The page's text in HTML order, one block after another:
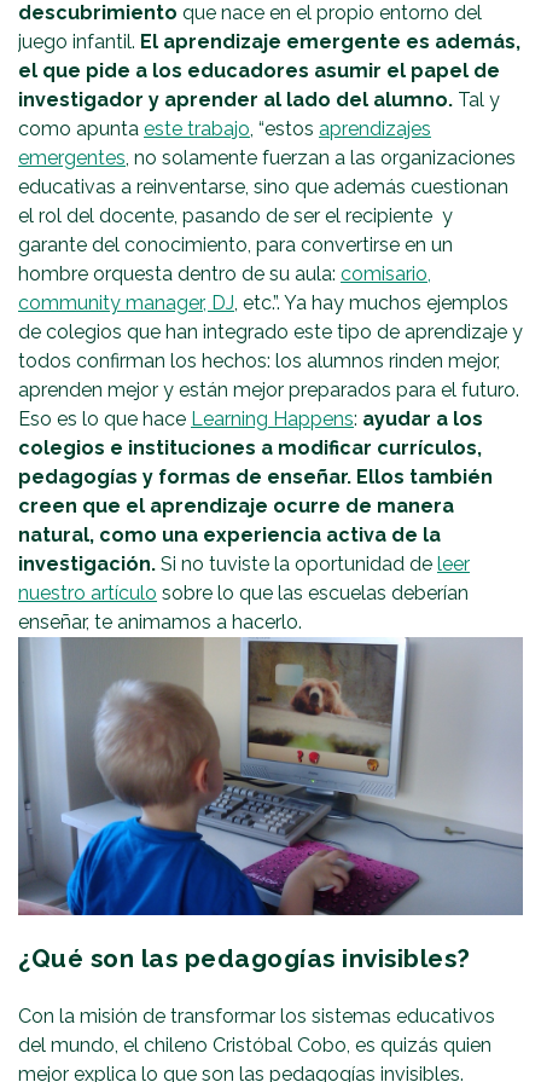
descubrimiento que nace en el propio entorno del
juego infantil. El aprendizaje emergente es además,
el que pide a los educadores asumir el papel de
investigador y aprender al lado del alumno. Tal y
como apunta este trabajo, “estos aprendizajes
emergentes, no solamente fuerzan a las organizaciones
educativas a reinventarse, sino que además cuestionan
el rol del docente, pasando de ser el recipiente y
garante del conocimiento, para convertirse en un
hombre orquesta dentro de su aula: comisario,
community manager, DJ, etc.”. Ya hay muchos ejemplos
de colegios que han integrado este tipo de aprendizaje y
todos confirman los hechos: los alumnos rinden mejor,
aprenden mejor y están mejor preparados para el futuro.
Eso es lo que hace Learning Happens: ayudar a los
colegios e instituciones a modificar currículos,
pedagogías y formas de enseñar. Ellos también
creen que el aprendizaje ocurre de manera
natural, como una experiencia activa de la
investigación. Si no tuviste la oportunidad de leer
nuestro artículo sobre lo que las escuelas deberían
enseñar, te animamos a hacerlo.
¿Qué son las pedagogías invisibles?
Con la misión de transformar los sistemas educativos
del mundo, el chileno Cristóbal Cobo, es quizás quien
mejor explica lo que son las pedagogías invisibles.